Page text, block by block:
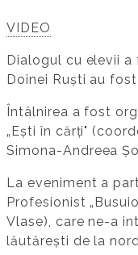
VIDEO
Dialogul cu elevii
Doinei Ruști au
Întâlnirea a fost
„Ești în cărți"
Simona-Andreea
La eveniment a
Profesionist
Vlase), care ne-a
lăutărești de la